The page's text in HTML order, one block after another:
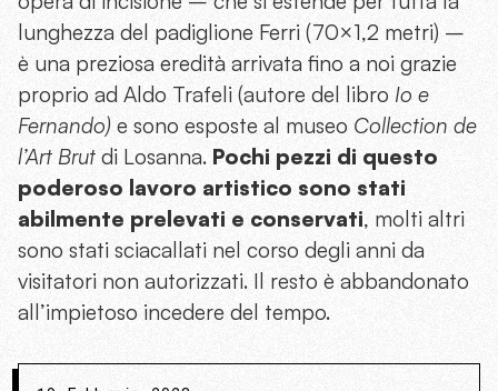
lunghezza del padiglione Ferri (70×1,2 metri) –
è una preziosa eredità arrivata fino a noi grazie
proprio ad Aldo Trafeli (autore del libro Io e
Fernando) e sono esposte al museo Collection de
l’Art Brut di Losanna. Pochi pezzi di questo
poderoso lavoro artistico sono stati
abilmente prelevati e conservati, molti altri
sono stati sciacallati nel corso degli anni da
visitatori non autorizzati. Il resto è abbandonato
all’impietoso incedere del tempo.